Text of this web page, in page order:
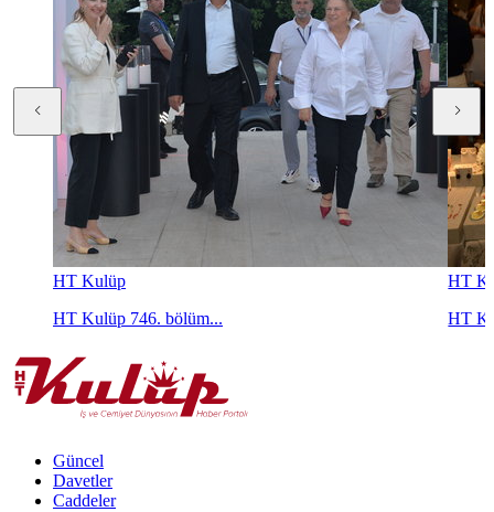
HT Kulüp
HT Kulüp 746. bölüm...
HT
HT
Güncel
Davetler
Caddeler